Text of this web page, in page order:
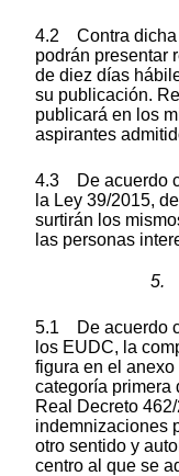
4.2 Contra dicha
podrán presentar
de diez días
su publicación.
publicará en los
aspirantes
4.3 De acuerdo
la Ley 39/2015,
surtirán los
las personas
5.
5.1 De acuerdo
los EUDC, la
figura en el
categoría primera
Real Decreto
indemnizaciones
otro sentido y
centro al que se